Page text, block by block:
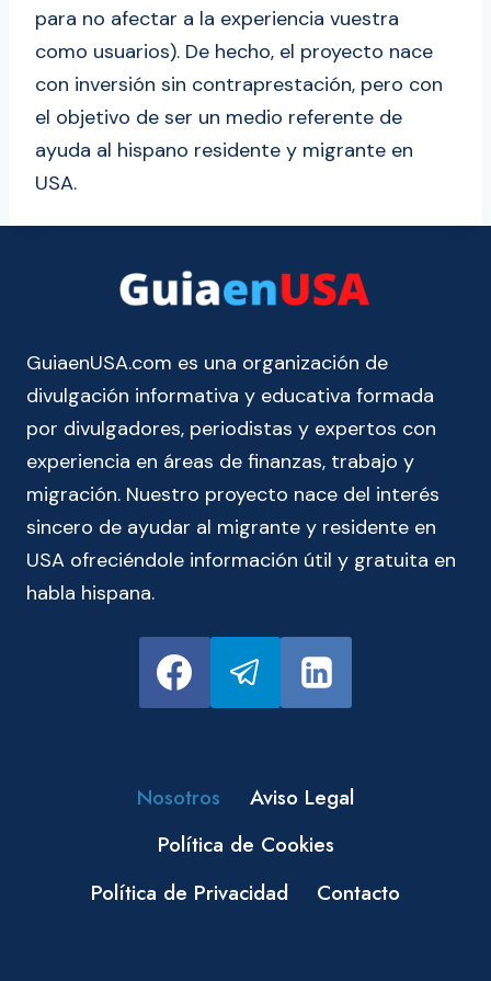
para no afectar a la experiencia vuestra
como usuarios). De hecho, el proyecto nace
con inversión sin contraprestación, pero con
el objetivo de ser un medio referente de
ayuda al hispano residente y migrante en
USA.
GuiaenUSA.com es una organización de
divulgación informativa y educativa formada
por divulgadores, periodistas y expertos con
experiencia en áreas de finanzas, trabajo y
migración. Nuestro proyecto nace del interés
sincero de ayudar al migrante y residente en
USA ofreciéndole información útil y gratuita en
habla hispana.
Nosotros
Aviso Legal
Política de Cookies
Política de Privacidad
Contacto